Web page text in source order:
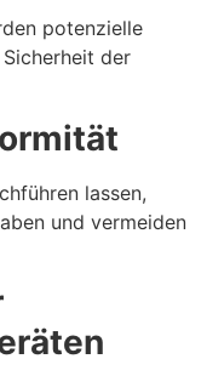
potenzielle
der
lassen,
und vermeiden